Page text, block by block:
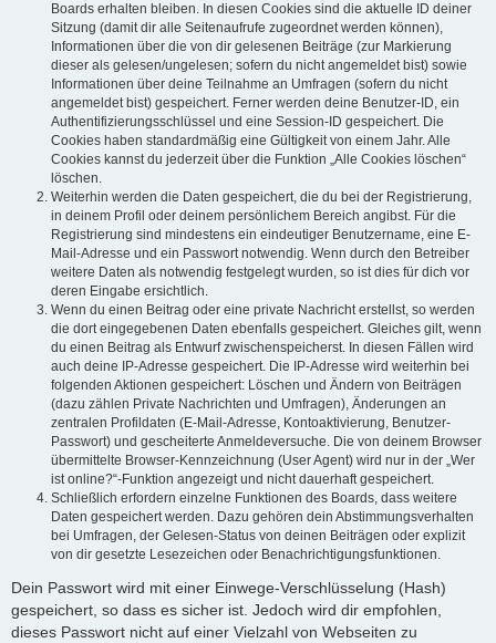
Boards erhalten bleiben. In diesen Cookies sind die aktuelle ID deiner
Sitzung (damit dir alle Seitenaufrufe zugeordnet werden können),
Informationen über die von dir gelesenen Beiträge (zur Markierung
dieser als gelesen/ungelesen; sofern du nicht angemeldet bist) sowie
Informationen über deine Teilnahme an Umfragen (sofern du nicht
angemeldet bist) gespeichert. Ferner werden deine Benutzer-ID, ein
Authentifizierungsschlüssel und eine Session-ID gespeichert. Die
Cookies haben standardmäßig eine Gültigkeit von einem Jahr. Alle
Cookies kannst du jederzeit über die Funktion „Alle Cookies löschen“
löschen.
Weiterhin werden die Daten gespeichert, die du bei der Registrierung,
in deinem Profil oder deinem persönlichem Bereich angibst. Für die
Registrierung sind mindestens ein eindeutiger Benutzername, eine E-
Mail-Adresse und ein Passwort notwendig. Wenn durch den Betreiber
weitere Daten als notwendig festgelegt wurden, so ist dies für dich vor
deren Eingabe ersichtlich.
Wenn du einen Beitrag oder eine private Nachricht erstellst, so werden
die dort eingegebenen Daten ebenfalls gespeichert. Gleiches gilt, wenn
du einen Beitrag als Entwurf zwischenspeicherst. In diesen Fällen wird
auch deine IP-Adresse gespeichert. Die IP-Adresse wird weiterhin bei
folgenden Aktionen gespeichert: Löschen und Ändern von Beiträgen
(dazu zählen Private Nachrichten und Umfragen), Änderungen an
zentralen Profildaten (E-Mail-Adresse, Kontoaktivierung, Benutzer-
Passwort) und gescheiterte Anmeldeversuche. Die von deinem Browser
übermittelte Browser-Kennzeichnung (User Agent) wird nur in der „Wer
ist online?“-Funktion angezeigt und nicht dauerhaft gespeichert.
Schließlich erfordern einzelne Funktionen des Boards, dass weitere
Daten gespeichert werden. Dazu gehören dein Abstimmungsverhalten
bei Umfragen, der Gelesen-Status von deinen Beiträgen oder explizit
von dir gesetzte Lesezeichen oder Benachrichtigungsfunktionen.
Dein Passwort wird mit einer Einwege-Verschlüsselung (Hash)
gespeichert, so dass es sicher ist. Jedoch wird dir empfohlen,
dieses Passwort nicht auf einer Vielzahl von Webseiten zu